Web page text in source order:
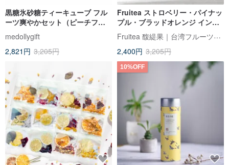
黒糖氷砂糖ティーキューブ フル
ーツ爽やかセット（ピーチフル
ーツティー／アップルオレンジ
アールグレイティー／ミントレ
モン）
medollygift
2,821円 3,205円
Fruitea ストロベリー・パイナッ
プル・ブラッドオレンジ インフ
ュージョン
Fruitea 馥緹果｜台湾フルーツティー
2,400円 3,205円
10%OFF